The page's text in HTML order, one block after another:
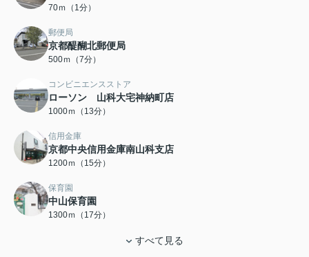
70ｍ（1分）
郵便局
京都醍醐北郵便局
500ｍ（7分）
コンビニエンスストア
ローソン 山科大宅神納町店
1000ｍ（13分）
信用金庫
京都中央信用金庫南山科支店
1200ｍ（15分）
保育園
中山保育園
1300ｍ（17分）
すべて見る